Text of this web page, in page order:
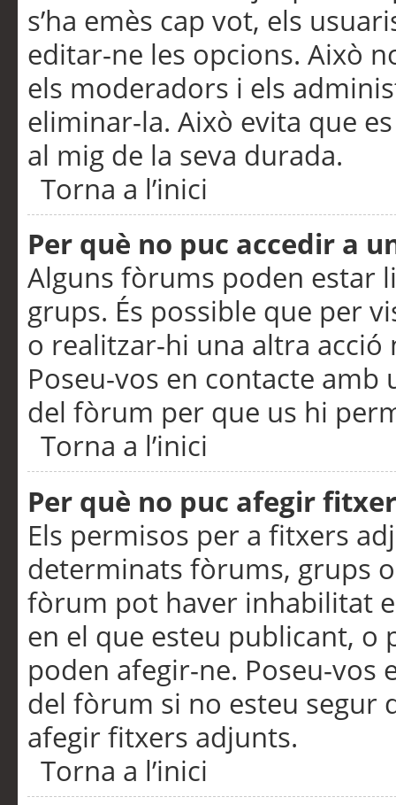
s’ha emès cap vot, els
editar-ne les opcions. Això
els moderadors i els
eliminar-la. Això evita que
al mig de la seva durada.
Torna a l’inici
Per què no puc accedir a
Alguns fòrums poden estar
grups. És possible que per
o realitzar-hi una altra acció
Poseu-vos en contacte
del fòrum per que us hi
Torna a l’inici
Per què no puc afegir
Els permisos per a fitxers
determinats fòrums, grups
fòrum pot haver inhabilitat
en el que esteu publicant,
poden afegir-ne. Poseu-vos
del fòrum si no esteu segur
afegir fitxers adjunts.
Torna a l’inici